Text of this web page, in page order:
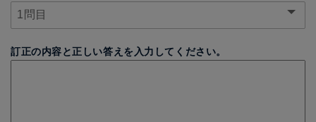
訂正の内容と正しい答えを入力してください。